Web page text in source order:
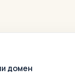
домен